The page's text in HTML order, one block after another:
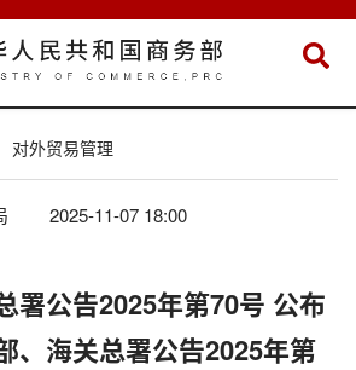
对外贸易管理
2025-11-07 18:00
署公告2025年第70号 公布
、海关总署公告2025年第